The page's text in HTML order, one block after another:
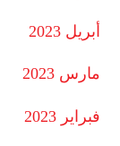
أبريل 2023
مارس 2023
فبراير 2023